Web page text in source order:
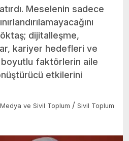
Meselenin sadece
dijitalleşme,
kariyer hedefleri ve
faktörlerin aile
etkilerini
Medya ve Sivil Toplum / Sivil Toplum